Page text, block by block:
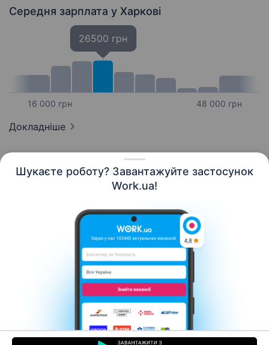
Шукаєте роботу? Завантажуйте застосунок
Work.ua!
Середня зарплата у Харкові
16 000 грн
26500 грн
48 000 грн
Докладніше
Контакти Про нас
Кар’єра
Допомога Умови використання